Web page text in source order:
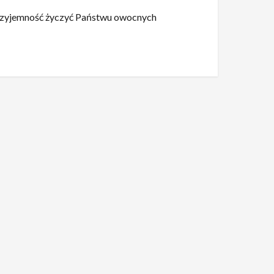
życzyć Państwu owocnych